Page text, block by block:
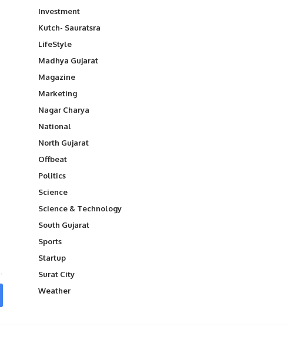
Investment
Kutch- Sauratsra
LifeStyle
Madhya Gujarat
Magazine
Marketing
Nagar Charya
National
North Gujarat
Offbeat
Politics
Science
Science & Technology
South Gujarat
Sports
Startup
Surat City
Weather